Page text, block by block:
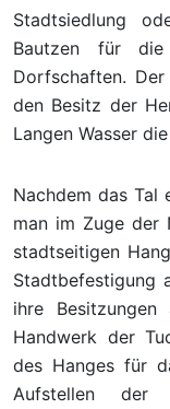
Stadtsiedlung
Bautzen für die
Dorfschaften.
den Besitz der
Langen Wasser
Nachdem das Tal
man im Zuge der
stadtseitigen
Stadtbefestigung
ihre
Handwerk der
des Hanges für
Aufstellen der